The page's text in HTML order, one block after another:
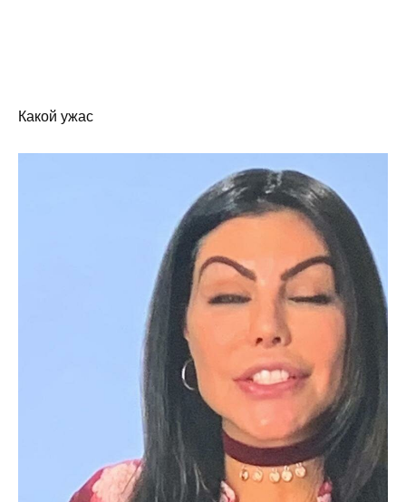
Какой ужас